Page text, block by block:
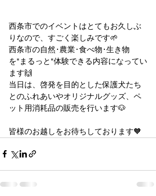
西条市でのイベントはとてもお久しぶ
りなので、すごく楽しみです🌱
西条市の自然･農業･食べ物･生き物
を"まるっと"体験できる内容になってい
ます🙌
当日は、啓発を目的とした保護犬たち
とのふれあいやオリジナルグッズ、ペ
ット用消耗品の販売を行います🐶
皆様のお越しをお待ちしております🧡